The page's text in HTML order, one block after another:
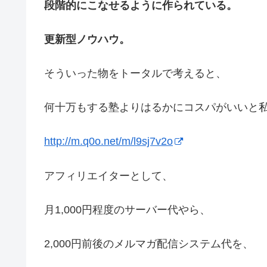
段階的にこなせるように作られている。
更新型ノウハウ。
そういった物をトータルで考えると、
何十万もする塾よりはるかにコスパがいいと
http://m.q0o.net/m/l9sj7v2o
アフィリエイターとして、
月1,000円程度のサーバー代やら、
2,000円前後のメルマガ配信システム代を、